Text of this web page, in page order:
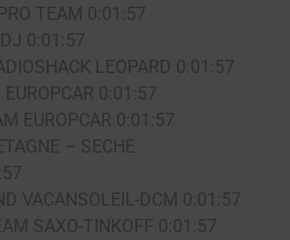
TEAM 0:01:57
0:01:57
LEOPARD 0:01:57
0:01:57
EUROPCAR 0:01:57
– SECHE
VACANSOLEIL-DCM 0:01:57
SAXO-TINKOFF 0:01:57